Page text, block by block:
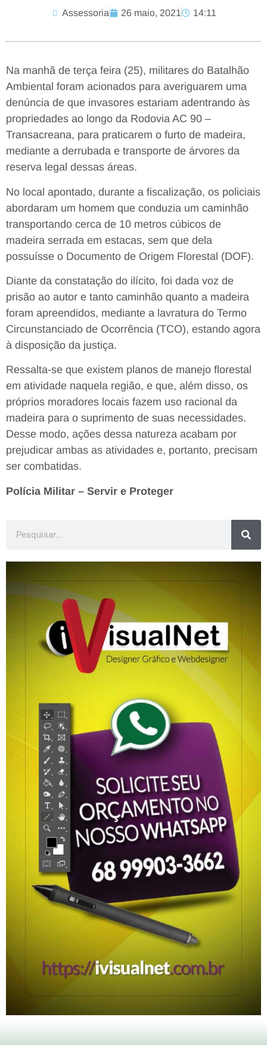
Assessoria 26 maio, 2021 14:11
Na manhã de terça feira (25), militares do Batalhão
Ambiental foram acionados para averiguarem uma
denúncia de que invasores estariam adentrando às
propriedades ao longo da Rodovia AC 90 –
Transacreana, para praticarem o furto de madeira,
mediante a derrubada e transporte de árvores da
reserva legal dessas áreas.
No local apontado, durante a fiscalização, os policiais
abordaram um homem que conduzia um caminhão
transportando cerca de 10 metros cúbicos de
madeira serrada em estacas, sem que dela
possuísse o Documento de Origem Florestal (DOF).
Diante da constatação do ilícito, foi dada voz de
prisão ao autor e tanto caminhão quanto a madeira
foram apreendidos, mediante a lavratura do Termo
Circunstanciado de Ocorrência (TCO), estando agora
à disposição da justiça.
Ressalta-se que existem planos de manejo florestal
em atividade naquela região, e que, além disso, os
próprios moradores locais fazem uso racional da
madeira para o suprimento de suas necessidades.
Desse modo, ações dessa natureza acabam por
prejudicar ambas as atividades e, portanto, precisam
ser combatidas.
Polícia Militar – Servir e Proteger